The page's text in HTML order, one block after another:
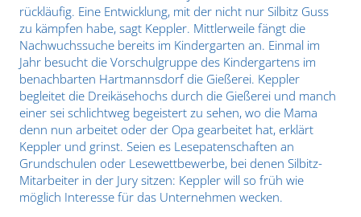
rückläufig. Eine Entwicklung, mit der nicht nur Silbitz Guss
zu kämpfen habe, sagt Keppler. Mittlerweile fängt die
Nachwuchssuche bereits im Kindergarten an. Einmal im
Jahr besucht die Vorschulgruppe des Kindergartens im
benachbarten Hartmannsdorf die Gießerei. Keppler
begleitet die Dreikäsehochs durch die Gießerei und manch
einer sei schlichtweg begeistert zu sehen, wo die Mama
denn nun arbeitet oder der Opa gearbeitet hat, erklärt
Keppler und grinst. Seien es Lesepatenschaften an
Grundschulen oder Lesewettbewerbe, bei denen Silbitz-
Mitarbeiter in der Jury sitzen: Keppler will so früh wie
möglich Interesse für das Unternehmen wecken.